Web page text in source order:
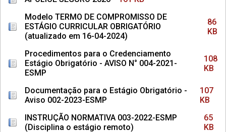
Modelo TERMO DE COMPROMISSO DE
ESTÁGIO CURRICULAR OBRIGATÓRIO
(atualizado em 16-04-2024)
86
KB
Procedimentos para o Credenciamento
Estágio Obrigatório - AVISO N° 004-2021-
ESMP
108
KB
Documentação para o Estágio Obrigatório -
Aviso 002-2023-ESMP
107
KB
INSTRUÇÃO NORMATIVA 003-2022-ESMP
(Disciplina o estágio remoto)
65
KB